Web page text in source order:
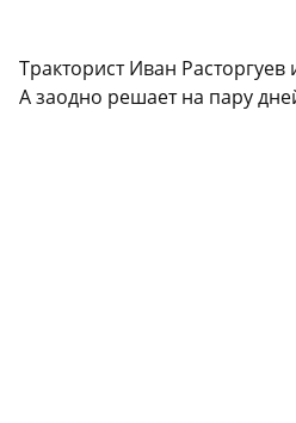
Тракторист Иван
А заодно решает на пару